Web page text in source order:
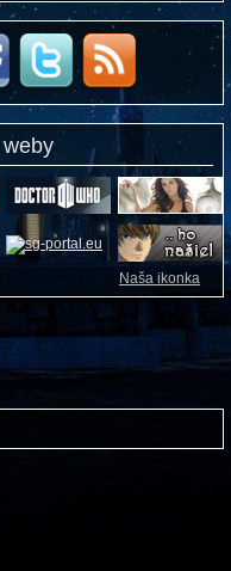
Naša ikonka